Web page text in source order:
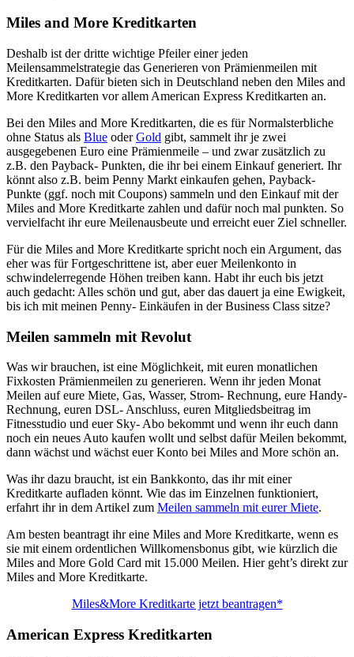
Miles and More Kreditkarten
Deshalb ist der dritte wichtige Pfeiler einer jeden
Meilensammelstrategie das Generieren von Prämienmeilen mit
Kreditkarten. Dafür bieten sich in Deutschland neben den Miles and
More Kreditkarten vor allem American Express Kreditkarten an.
Bei den Miles and More Kreditkarten, die es für Normalsterbliche
ohne Status als Blue oderGold gibt, sammelt ihr je zwei
ausgegebenen Euro eine Prämienmeile – und zwar zusätzlich zu
z.B. den Payback- Punkten, die ihr bei einem Einkauf generiert. Ihr
könnt also z.B. beim Penny Markt einkaufen gehen, Payback-
Punkte (ggf. noch mit Coupons) sammeln und den Einkauf mit der
Miles and More Kreditkarte zahlen und dafür noch mal punkten. So
vervielfacht ihr eure Meilenausbeute und erreicht euer Ziel schneller.
Für die Miles and More Kreditkarte spricht noch ein Argument, das
eher was für Fortgeschrittene ist, aber euer Meilenkonto in
schwindelerregende Höhen treiben kann. Habt ihr euch bis jetzt
auch gedacht: Alles schön und gut, aber das dauert ja eine Ewigkeit,
bis ich mit meinen Penny- Einkäufen in der Business Class sitze?
Meilen sammeln mit Revolut
Was wir brauchen, ist eine Möglichkeit, mit euren monatlichen
Fixkosten Prämienmeilen zu generieren. Wenn ihr jeden Monat
Meilen auf eure Miete, Gas, Wasser, Strom- Rechnung, eure Handy-
Rechnung, euren DSL- Anschluss, euren Mitgliedsbeitrag im
Fitnesstudio und euer Sky- Abo bekommt und wenn ihr euch dann
noch ein neues Auto kaufen wollt und selbst dafür Meilen bekommt,
dann wächst und wächst euer Konto bei Miles and More schön an.
Was ihr dazu braucht, ist ein Bankkonto, das ihr mit einer
Kreditkarte aufladen könnt. Wie das im Einzelnen funktioniert,
erfahrt ihr in dem Artikel zum Meilen sammeln mit eurer Miete.
Am besten beantragt ihr eine Miles and More Kreditkarte, wenn es
sie mit einem ordentlichen Willkomensbonus gibt, wie kürzlich die
Miles and More Gold Card mit 15.000 Meilen. Hier geht’s direkt zur
Miles and More Kreditkarte.
Miles&More Kreditkarte jetzt beantragen*
American Express Kreditkarten